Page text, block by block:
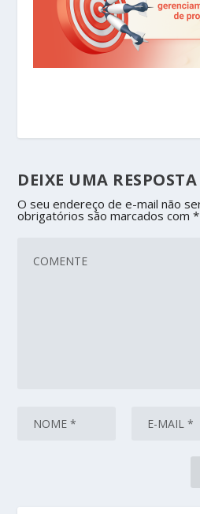
DEIXE UMA RESPOSTA
O seu endereço de e-mail não
obrigatórios são marcados com*